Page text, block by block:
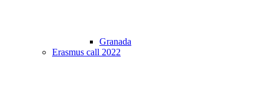
Granada
Erasmus call 2022